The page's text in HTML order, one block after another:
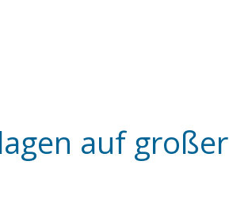
auf großer